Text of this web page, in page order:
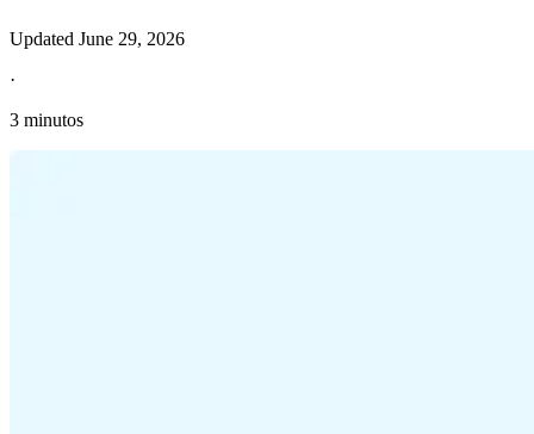
Updated June 29, 2026
·
3 minutos